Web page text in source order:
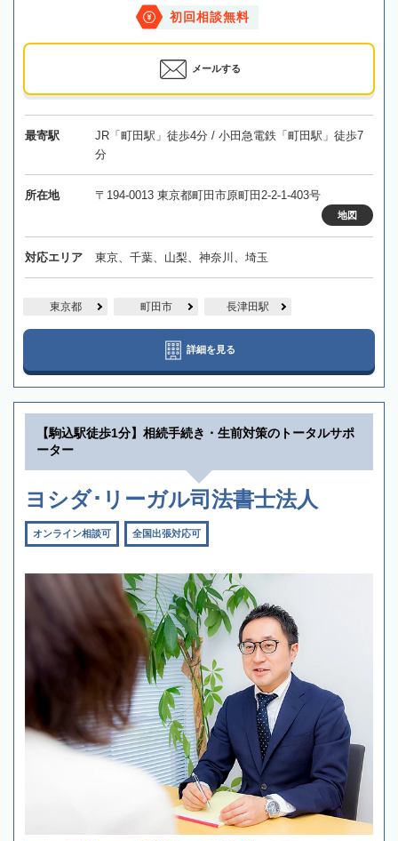
初回相談無料
メールする
最寄駅
JR「町田駅」徒歩4分 / 小田急電鉄「町田駅」徒歩7
分
所在地 〒194-0013 東京都町田市原町田2-2-1-403号
地図
対応エリア 東京、千葉、山梨、神奈川、埼玉
東京都 町田市 長津田駅
詳細を見る
【駒込駅徒歩1分】相続手続き・生前対策のトータルサポ
ーター
ヨシダ･リーガル司法書士法人
オンライン相談可 全国出張対応可